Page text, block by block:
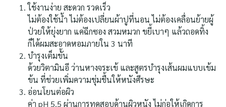
ใช้งานง่าย สะดวก รวดเร็ว
ไม่ต้องใช้น้ำ ไม่ต้องเปลี่ยนผ้าปูที่นอน ไม่ต้องเคลื่อนย้ายผู้
ป่วยให้ยุ่งยาก แค่ฉีกซอง สวมหมวก ขยี้เบาๆ แล้วถอดทิ้ง
ก็ได้ผมสะอาดหอมภายใน 3 นาที
บำรุงเต็มขั้น
ด้วยวิตามินอี ว่านหางจระเข้ และสูตรบำรุงเส้นผมแบบเข้ม
ข้น ที่ช่วยเพิ่มความชุ่มชื้นให้หนังศีรษะ
อ่อนโยนต่อผิว
ค่า pH 5.5 ผ่านการทดสอบด้านผิวหนัง ไม่ก่อให้เกิดการ